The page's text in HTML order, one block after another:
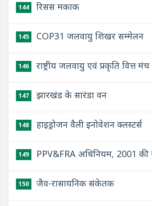
144 रिसस मकाक
145 COP31 जलवायु शिखर सम्मेलन
146 राष्ट्रीय जलवायु एवं प्रकृति वित्त मंच
147 झारखंड के सारंडा वन
148 हाइड्रोजन वैली इनोवेशन क्लस्टर्स
149 PPV&FRA अधिनियम, 2001
150 जैव-रासायनिक संकेतक